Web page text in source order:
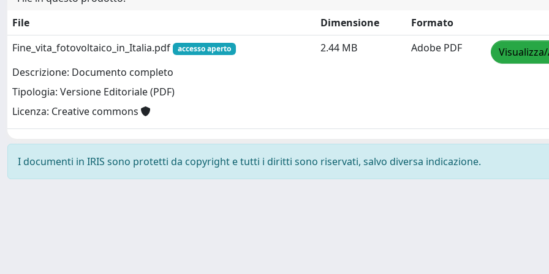
File
Dimensione
Formato
Fine_vita_fotovoltaico_in_Italia.pdf
accesso aperto
Descrizione: Documento completo
Tipologia: Versione Editoriale (PDF)
Licenza: Creative commons
2.44 MB Adobe PDF
I documenti in IRIS sono protetti da copyright e tutti i diritti sono riservati, salvo diversa indicazione.